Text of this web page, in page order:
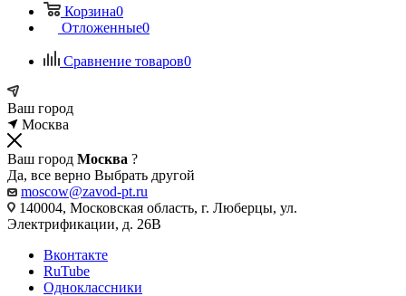
Корзина0
Отложенные0
Сравнение товаров0
Ваш город
Москва
Ваш город Москва ?
Да, все верно Выбрать другой
moscow@zavod-pt.ru
140004, Московская область, г. Люберцы, ул.
Электрификации, д. 26В
Вконтакте
RuTube
Одноклассники